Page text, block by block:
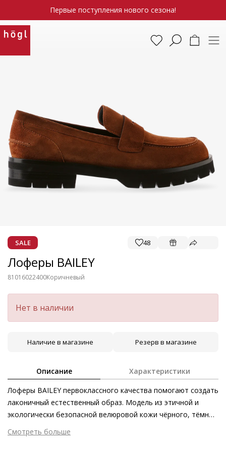
Первые поступления нового сезона!
SALE 48
Лоферы BAILEY
81016022400Коричневый
Нет в наличии
Наличие в магазине Резерв в магазине
Описание Характеристики
Лоферы BAILEY первоклассного качества помогают создать
лаконичный естественный образ. Модель из этичной и
экологически безопасной велюровой кожи чёрного, тёмно-
серого и коричневого оттенков покоряет превосходным
уровнем комфорта. Чрезвычайно мягкая кожаная
Смотреть больше